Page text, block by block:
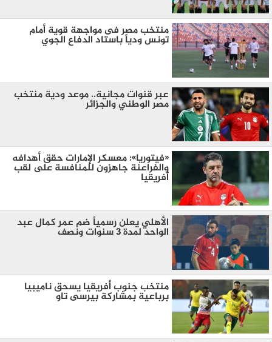
منتخب مصر فى مواجهة قوية أمام
تونس ودياً باستاد الدفاع الجوي
عبر قنوات مجانية.. موعد ودية منتخب
مصر الوطني والجزائر
«فيتوريا»: معسكر الإمارات حقق أهدافه
والفراعنة جاهزون للمنافسة على لقب
أفريقيا
الأهلي يعلن رسمياً ضم عمر كمال عبد
الواحد لمدة 3 سنوات ونصف
منتخب جنوب أفريقيا يسحق ناميبيا
برباعية بمشاركة بيرسى تاو